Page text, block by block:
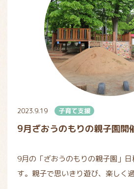
2023.9.19 子育て支援
9月ざおうのもりの親子園開
9月の「ざおうのもりの親子園」
す。親子で思いきり遊び、楽しく